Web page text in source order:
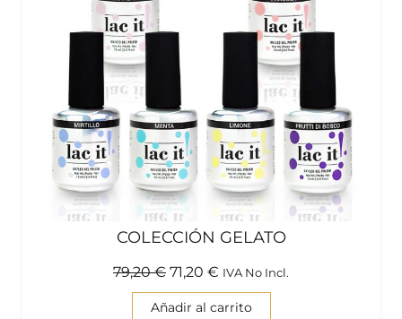
COLECCIÓN GELATO
79,20€ 71,20 € IVA No Incl.
Añadir al carrito